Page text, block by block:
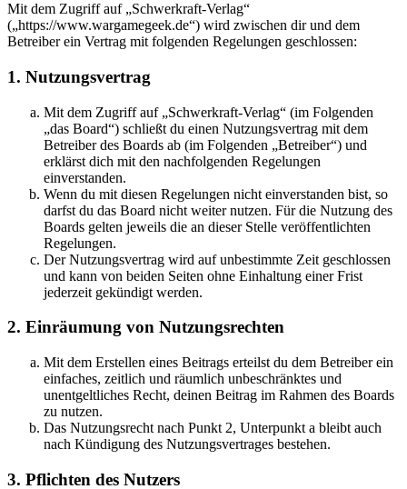
Mit dem Zugriff auf „Schwerkraft-Verlag“
(„https://www.wargamegeek.de“) wird zwischen dir und dem
Betreiber ein Vertrag mit folgenden Regelungen geschlossen:
1. Nutzungsvertrag
Mit dem Zugriff auf „Schwerkraft-Verlag“ (im Folgenden
„das Board“) schließt du einen Nutzungsvertrag mit dem
Betreiber des Boards ab (im Folgenden „Betreiber“) und
erklärst dich mit den nachfolgenden Regelungen
einverstanden.
Wenn du mit diesen Regelungen nicht einverstanden bist, so
darfst du das Board nicht weiter nutzen. Für die Nutzung des
Boards gelten jeweils die an dieser Stelle veröffentlichten
Regelungen.
Der Nutzungsvertrag wird auf unbestimmte Zeit geschlossen
und kann von beiden Seiten ohne Einhaltung einer Frist
jederzeit gekündigt werden.
2. Einräumung von Nutzungsrechten
Mit dem Erstellen eines Beitrags erteilst du dem Betreiber ein
einfaches, zeitlich und räumlich unbeschränktes und
unentgeltliches Recht, deinen Beitrag im Rahmen des Boards
zu nutzen.
Das Nutzungsrecht nach Punkt 2, Unterpunkt a bleibt auch
nach Kündigung des Nutzungsvertrages bestehen.
3. Pflichten des Nutzers